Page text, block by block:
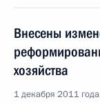
Внесены
хозяйства
1 декабря 2011